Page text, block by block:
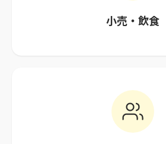
小売・飲食